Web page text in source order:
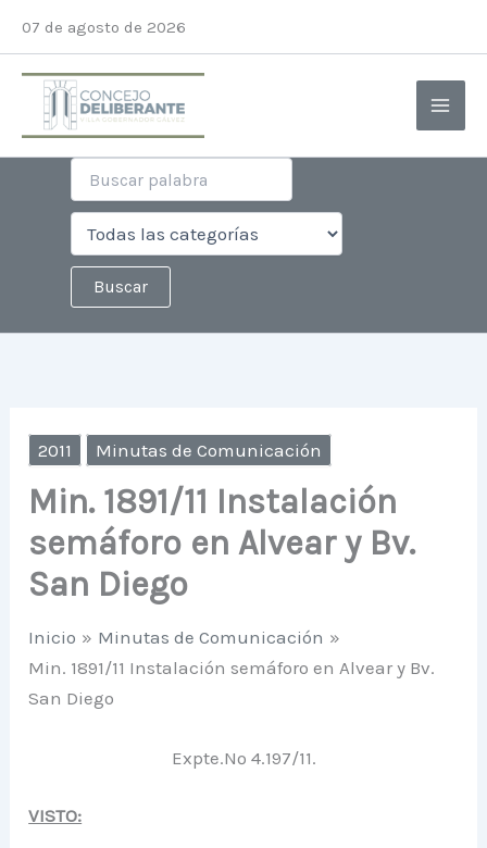
contenido
07 de agosto de 2026
2011 Minutas de Comunicación
Min. 1891/11 Instalación
semáforo en Alvear y Bv.
San Diego
Inicio
Minutas de Comunicación
Min. 1891/11 Instalación semáforo en Alvear y Bv.
San Diego
Expte.Nº 4.197/11.
VISTO: